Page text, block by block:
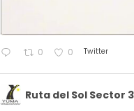
0 0 Twitter
Ruta del Sol Sector 3